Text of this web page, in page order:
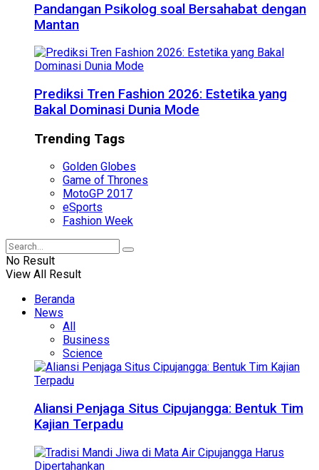
Pandangan Psikolog soal Bersahabat dengan
Mantan
Prediksi Tren Fashion 2026: Estetika yang
Bakal Dominasi Dunia Mode
Trending Tags
Golden Globes
Game of Thrones
MotoGP 2017
eSports
Fashion Week
No Result
View All Result
Beranda
News
All
Business
Science
Aliansi Penjaga Situs Cipujangga: Bentuk Tim
Kajian Terpadu